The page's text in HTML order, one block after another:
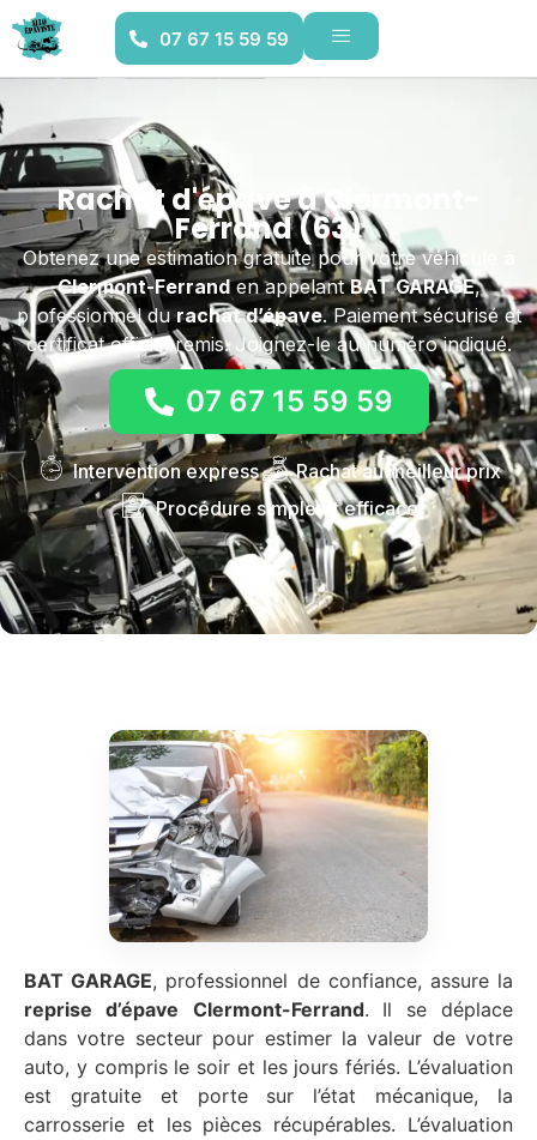
07 67 15 59 59
Rachat d'épave à Clermont-
Ferrand (63)
Obtenez une estimation gratuite pour votre véhicule
Clermont-Ferranden appelantBAT GARAGE,
professionnel durachat d’épave. Paiement sécurisé et
certificat officiel remis. Joignez-le au numéro indiqué.
07 67 15 59 59
Intervention express
Rachat au meilleur prix
Procédure simple et efficace
BAT GARAGE, professionnel de confiance, assure la
reprise d’épave
Clermont-Ferrand. Il se déplace
dans votre secteur pour estimer la valeur de votre
auto, y compris le soir et les jours fériés. L’évaluation
est gratuite et porte sur l’état mécanique, la
carrosserie et les pièces récupérables. L’évaluation